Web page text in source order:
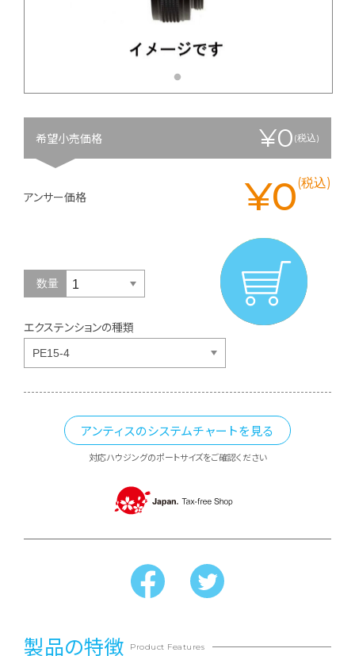
希望小売価格 ¥0 (税込)
アンサー価格 ¥0(税込)
数量
エクステンションの種類
アンティスのシステムチャートを見る
対応ハウジングのポートサイズをご確認ください
製品の特徴 Product Features